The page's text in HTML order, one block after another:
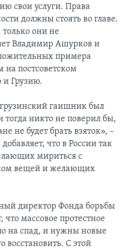
свои услуги. Права
должны стоять во главе.
они не
Владимир Ашурков и
примера
постсоветском
и Грузию.
гаишник был
никто не поверил бы,
не будет брать взяток», –
что в России так
мириться с
вещей и желающих
директор Фонда борьбы
массовое протестное
на спад, и нужны новые
восстановить. С этой